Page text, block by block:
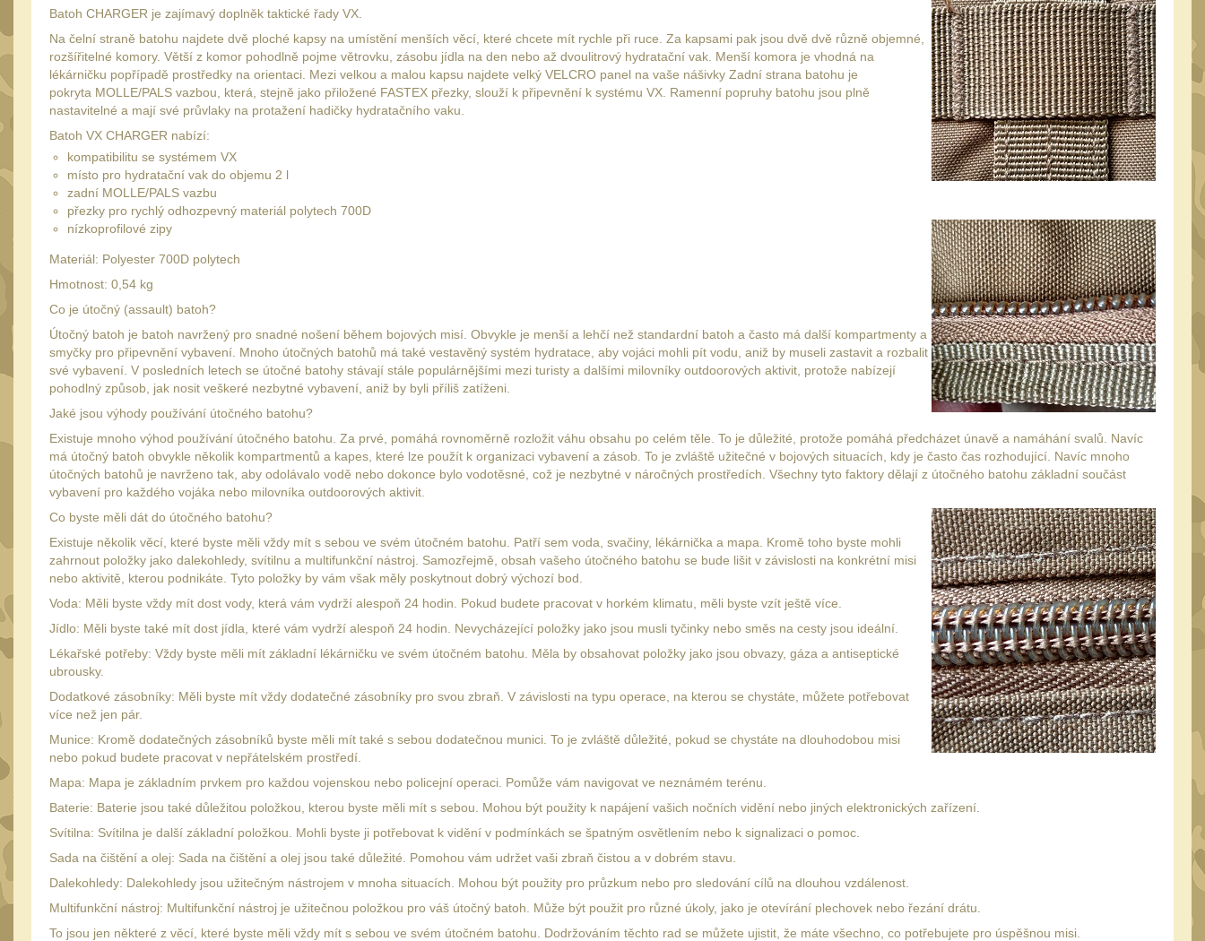
Batoh CHARGER je zajímavý doplněk taktické řady VX.
Na čelní straně batohu najdete dvě ploché kapsy na umístění menších věcí, které chcete mít rychle při ruce. Za kapsami pak jsou dvě dvě různě objemné,
rozšířitelné komory. Větší z komor pohodlně pojme větrovku, zásobu jídla na den nebo až dvoulitrový hydratační vak. Menší komora je vhodná na
lékárničku popřípadě prostředky na orientaci. Mezi velkou a malou kapsu najdete velký VELCRO panel na vaše nášivky Zadní strana batohu je
pokryta MOLLE/PALS vazbou, která, stejně jako přiložené FASTEX přezky, slouží k připevnění k systému VX. Ramenní popruhy batohu jsou plně
nastavitelné a mají své průvlaky na protažení hadičky hydratačního vaku.
Batoh VX CHARGER nabízí:
kompatibilitu se systémem VX
místo pro hydratační vak do objemu 2 l
zadní MOLLE/PALS vazbu
přezky pro rychlý odhozpevný materiál polytech 700D
nízkoprofilové zipy
Materiál: Polyester 700D polytech
Hmotnost: 0,54 kg
Co je útočný (assault) batoh?
Útočný batoh je batoh navržený pro snadné nošení během bojových misí. Obvykle je menší a lehčí než standardní batoh a často má další kompartmenty a
smyčky pro připevnění vybavení. Mnoho útočných batohů má také vestavěný systém hydratace, aby vojáci mohli pít vodu, aniž by museli zastavit a rozbalit
své vybavení. V posledních letech se útočné batohy stávají stále populárnějšími mezi turisty a dalšími milovníky outdoorových aktivit, protože nabízejí
pohodlný způsob, jak nosit veškeré nezbytné vybavení, aniž by byli příliš zatíženi.
Jaké jsou výhody používání útočného batohu?
Existuje mnoho výhod používání útočného batohu. Za prvé, pomáhá rovnoměrně rozložit váhu obsahu po celém těle. To je důležité, protože pomáhá předcházet únavě a namáhání svalů. Navíc
má útočný batoh obvykle několik kompartmentů a kapes, které lze použít k organizaci vybavení a zásob. To je zvláště užitečné v bojových situacích, kdy je často čas rozhodující. Navíc mnoho
útočných batohů je navrženo tak, aby odolávalo vodě nebo dokonce bylo vodotěsné, což je nezbytné v náročných prostředích. Všechny tyto faktory dělají z útočného batohu základní součást
vybavení pro každého vojáka nebo milovníka outdoorových aktivit.
Co byste měli dát do útočného batohu?
Existuje několik věcí, které byste měli vždy mít s sebou ve svém útočném batohu. Patří sem voda, svačiny, lékárnička a mapa. Kromě toho byste mohli
zahrnout položky jako dalekohledy, svítilnu a multifunkční nástroj. Samozřejmě, obsah vašeho útočného batohu se bude lišit v závislosti na konkrétní misi
nebo aktivitě, kterou podnikáte. Tyto položky by vám však měly poskytnout dobrý výchozí bod.
Voda: Měli byste vždy mít dost vody, která vám vydrží alespoň 24 hodin. Pokud budete pracovat v horkém klimatu, měli byste vzít ještě více.
Jídlo: Měli byste také mít dost jídla, které vám vydrží alespoň 24 hodin. Nevycházející položky jako jsou musli tyčinky nebo směs na cesty jsou ideální.
Lékařské potřeby: Vždy byste měli mít základní lékárničku ve svém útočném batohu. Měla by obsahovat položky jako jsou obvazy, gáza a antiseptické
ubrousky.
Dodatkové zásobníky: Měli byste mít vždy dodatečné zásobníky pro svou zbraň. V závislosti na typu operace, na kterou se chystáte, můžete potřebovat
více než jen pár.
Munice: Kromě dodatečných zásobníků byste měli mít také s sebou dodatečnou munici. To je zvláště důležité, pokud se chystáte na dlouhodobou misi
nebo pokud budete pracovat v nepřátelském prostředí.
Mapa: Mapa je základním prvkem pro každou vojenskou nebo policejní operaci. Pomůže vám navigovat ve neznámém terénu.
Baterie: Baterie jsou také důležitou položkou, kterou byste měli mít s sebou. Mohou být použity k napájení vašich nočních vidění nebo jiných elektronických zařízení.
Svítilna: Svítilna je další základní položkou. Mohli byste ji potřebovat k vidění v podmínkách se špatným osvětlením nebo k signalizaci o pomoc.
Sada na čištění a olej: Sada na čištění a olej jsou také důležité. Pomohou vám udržet vaši zbraň čistou a v dobrém stavu.
Dalekohledy: Dalekohledy jsou užitečným nástrojem v mnoha situacích. Mohou být použity pro průzkum nebo pro sledování cílů na dlouhou vzdálenost.
Multifunkční nástroj: Multifunkční nástroj je užitečnou položkou pro váš útočný batoh. Může být použit pro různé úkoly, jako je otevírání plechovek nebo řezání drátu.
To jsou jen některé z věcí, které byste měli vždy mít s sebou ve svém útočném batohu. Dodržováním těchto rad se můžete ujistit, že máte všechno, co potřebujete pro úspěšnou misi.